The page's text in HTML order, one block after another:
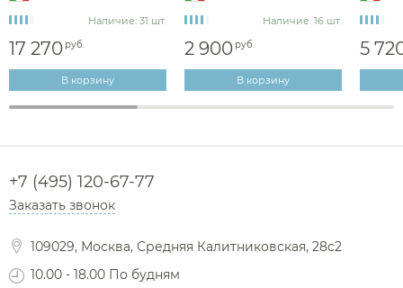
Наличие: 31 шт.
17 270 руб.
В корзину
Наличие: 16 шт.
2 900 руб.
В корзину
5
+7 (495) 120-67-77
Заказать звонок
109029, Москва, Средняя Калитниковская, 28с2
10.00 - 18.00 По будням